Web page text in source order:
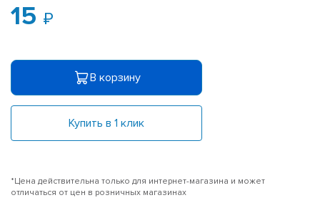
15
В корзину
Купить в 1 клик
*Цена действительна только для интернет-магазина и может
отличаться от цен в розничных магазинах